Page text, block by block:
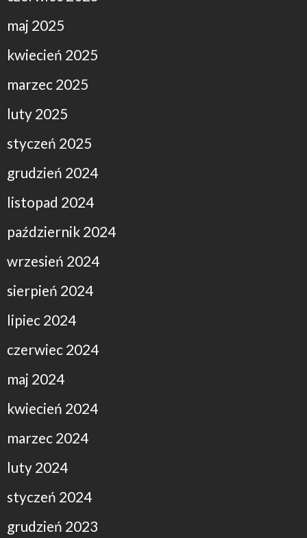
maj 2025
kwiecień 2025
marzec 2025
luty 2025
styczeń 2025
grudzień 2024
listopad 2024
październik 2024
wrzesień 2024
sierpień 2024
lipiec 2024
czerwiec 2024
maj 2024
kwiecień 2024
marzec 2024
luty 2024
styczeń 2024
grudzień 2023